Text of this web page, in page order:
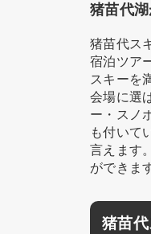
猪苗代
猪苗代ス
宿泊ツア
スキーを
会場に選
ー・スノ
も付いて
言えます
ができま
猪苗